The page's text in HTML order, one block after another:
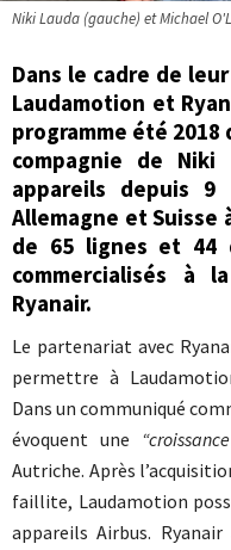
Niki Lauda (gauche) et Michael
Dans le cadre de
Laudamotion et
programme été
compagnie de Niki
appareils depuis
Allemagne et
de 65 lignes et 44
commercialisés à
Ryanair.
Le partenariat avec
permettre à
Dans un communiqué
évoquent une
Autriche. Après
faillite, Laudamotion
appareils Airbus.